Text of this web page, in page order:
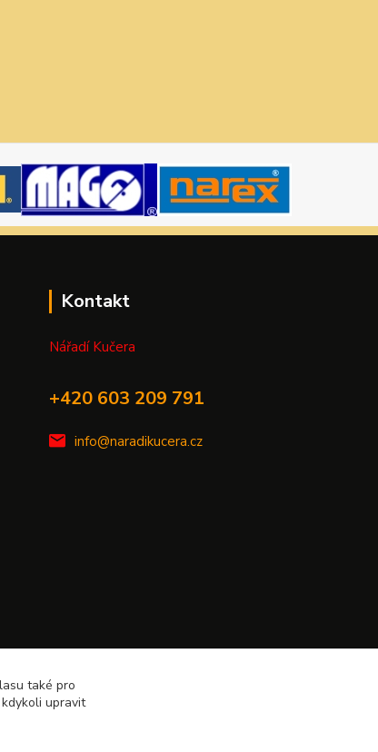
Kontakt
Nářadí Kučera
+420 603 209 791
info@naradikucera.cz
také pro
upravit